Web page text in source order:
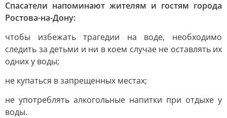
Спасатели напоминают жителям и гостям города
Ростова-на-Дону:
чтобы избежать трагедии на воде, необходимо
следить за детьми и ни в коем случае не оставлять их
одних у воды;
не купаться в запрещенных местах;
не употреблять алкогольные напитки при отдыхе у
воды.